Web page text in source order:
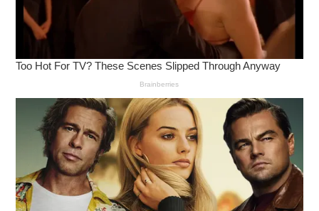
ที่มา : สำนักงานสารสนเทศ เทศบาลนครเฉิ่นหยาง
โพสต์ : บริษัท ดาต้าเซ็ต จำกัด